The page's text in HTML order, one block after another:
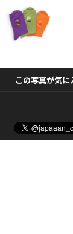
この写真が気に